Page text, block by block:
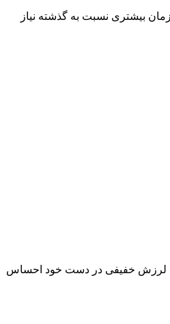
بیشتری نسبت به گذشته نیاز
لرزش خفیفی در دست خود احساس